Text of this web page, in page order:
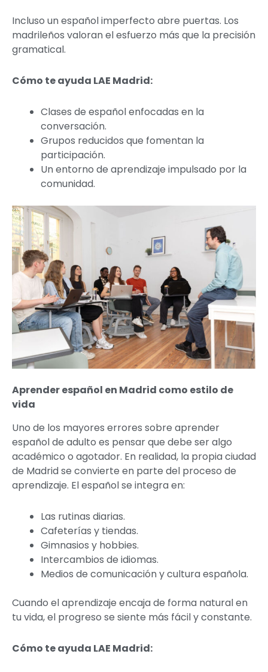
Incluso un español imperfecto abre puertas. Los
madrileños valoran el esfuerzo más que la precisión
gramatical.
Cómo te ayuda LAE Madrid:
Clases de español enfocadas en la
conversación.
Grupos reducidos que fomentan la
participación.
Un entorno de aprendizaje impulsado por la
comunidad.
Aprender español en Madrid como estilo de
vida
Uno de los mayores errores sobre aprender
español de adulto es pensar que debe ser algo
académico o agotador. En realidad, la propia ciudad
de Madrid se convierte en parte del proceso de
aprendizaje. El español se integra en:
Las rutinas diarias.
Cafeterías y tiendas.
Gimnasios y hobbies.
Intercambios de idiomas.
Medios de comunicación y cultura española.
Cuando el aprendizaje encaja de forma natural en
tu vida, el progreso se siente más fácil y constante.
Cómo te ayuda LAE Madrid: